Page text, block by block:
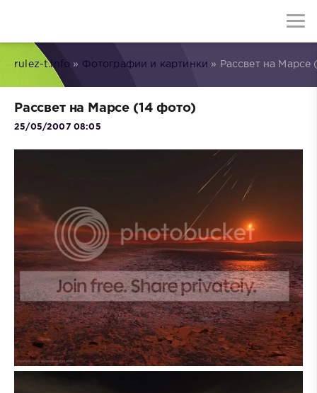
rulez-t.info » Фотографии и картинки » Рассвет на Марсе
Рассвет на Марсе (14 фото)
25/05/2007 08:05